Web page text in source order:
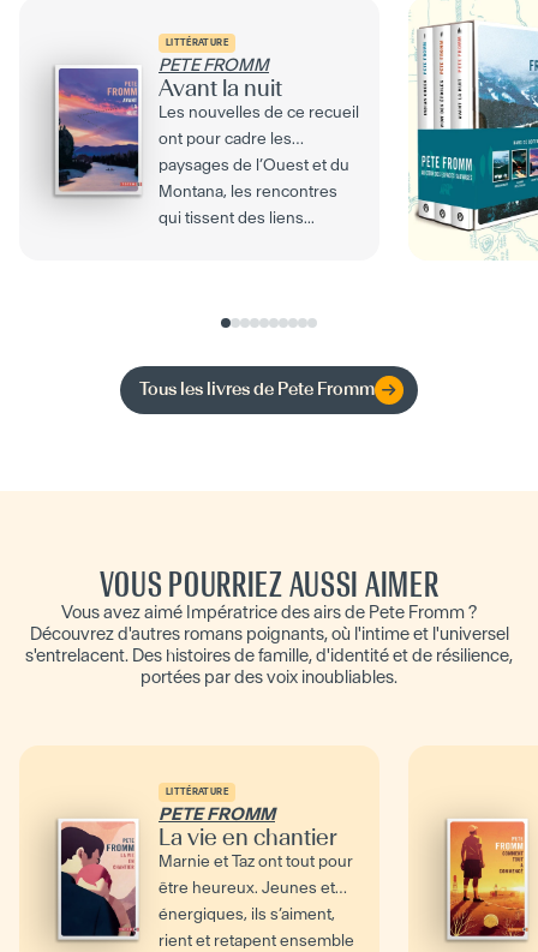
LITTÉRATURE
PETE FROMM
Avant la nuit
Les nouvelles de ce recueil
ont pour cadre les
paysages de l’Ouest et du
Montana, les rencontres
qui tissent des liens...
Tous les livres de Pete Fromm
VOUS POURRIEZ AUSSI AIMER
Vous avez aimé Impératrice des airs de Pete Fromm ?
Découvrez d'autres romans poignants, où l'intime et l'universel
s'entrelacent. Des histoires de famille, d'identité et de résilience,
portées par des voix inoubliables.
LITTÉRATURE
PETE FROMM
La vie en chantier
Marnie et Taz ont tout pour
être heureux. Jeunes et
énergiques, ils s’aiment,
rient et retapent ensemble